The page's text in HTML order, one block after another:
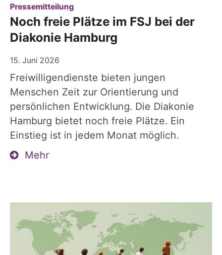
Pressemitteilung
Noch freie Plätze im FSJ bei der
Diakonie Hamburg
15. Juni 2026
Freiwilligendienste bieten jungen
Menschen Zeit zur Orientierung und
persönlichen Entwicklung. Die Diakonie
Hamburg bietet noch freie Plätze. Ein
Einstieg ist in jedem Monat möglich.
Mehr